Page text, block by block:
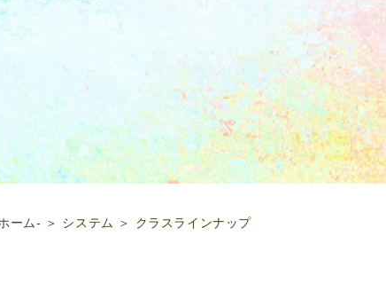
ーム- ＞ システム ＞ クラスラインナップ